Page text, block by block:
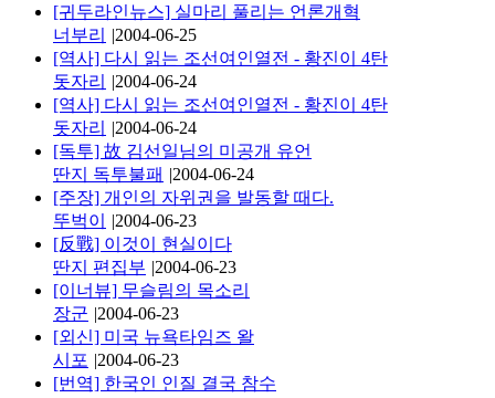
[귀두라인뉴스] 실마리 풀리는 언론개혁
너부리
|2004-06-25
[역사] 다시 읽는 조선여인열전 - 황진이 4탄
돗자리
|2004-06-24
[역사] 다시 읽는 조선여인열전 - 황진이 4탄
돗자리
|2004-06-24
[독투] 故 김선일님의 미공개 유언
딴지 독투불패 |2004-06-24
[주장] 개인의 자위권을 발동할 때다.
뚜벅이
|2004-06-23
[反戰] 이것이 현실이다
딴지 편집부 |2004-06-23
[이너뷰] 무슬림의 목소리
장군 |2004-06-23
[외신] 미국 뉴욕타임즈 왈
시포 |2004-06-23
[번역] 한국인 인질 결국 참수